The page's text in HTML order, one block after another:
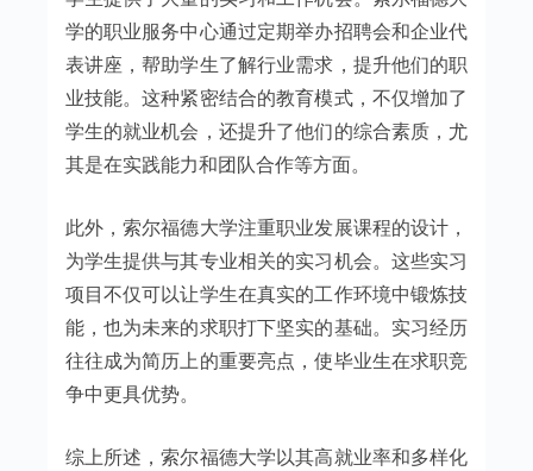
学的职业服务中心通过定期举办招聘会和企业代
表讲座，帮助学生了解行业需求，提升他们的职
业技能。这种紧密结合的教育模式，不仅增加了
学生的就业机会，还提升了他们的综合素质，尤
其是在实践能力和团队合作等方面。
此外，索尔福德大学注重职业发展课程的设计，
为学生提供与其专业相关的实习机会。这些实习
项目不仅可以让学生在真实的工作环境中锻炼技
能，也为未来的求职打下坚实的基础。实习经历
往往成为简历上的重要亮点，使毕业生在求职竞
争中更具优势。
综上所述，索尔福德大学以其高就业率和多样化